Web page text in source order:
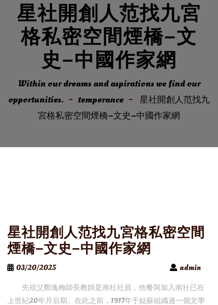
星社開創人范找九宮
格私密空間煙橋–文
史–中國作家網
Within our dreams and aspirations we find our
opportunities.
temperance
星社開創人范找九
宮格私密空間煙橋–文史–中國作家網
星社開創人范找九宮格私密空間
煙橋–文史–中國作家網
03/20/2025
admin
先祖父鄭逸梅師長教師是南社社員，他餐與加入南社已在
上世紀20年月后期。在此之前，1917年于姑蘇組織過一個文學